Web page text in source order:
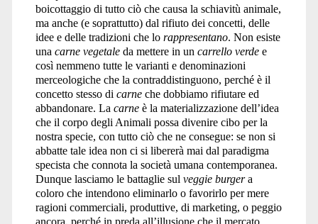
boicottaggio di tutto ciò che causa la schiavitù animale,
ma anche (e soprattutto) dal rifiuto dei concetti, delle
idee e delle tradizioni che lo rappresentano. Non esiste
una carne vegetaleda mettere in un carrello verdee
così nemmeno tutte le varianti e denominazioni
merceologiche che la contraddistinguono, perché è il
concetto stesso di carneche dobbiamo rifiutare ed
abbandonare. La carneè la materializzazione dell’idea
che il corpo degli Animali possa divenire cibo per la
nostra specie, con tutto ciò che ne consegue: se non si
abbatte tale idea non ci si libererà mai dal paradigma
specista che connota la società umana contemporanea.
Dunque lasciamo le battaglie sul veggie burgera
coloro che intendono eliminarlo o favorirlo per mere
ragioni commerciali, produttive, di marketing, o peggio
ancora, perché in preda all’illusione che il mercato